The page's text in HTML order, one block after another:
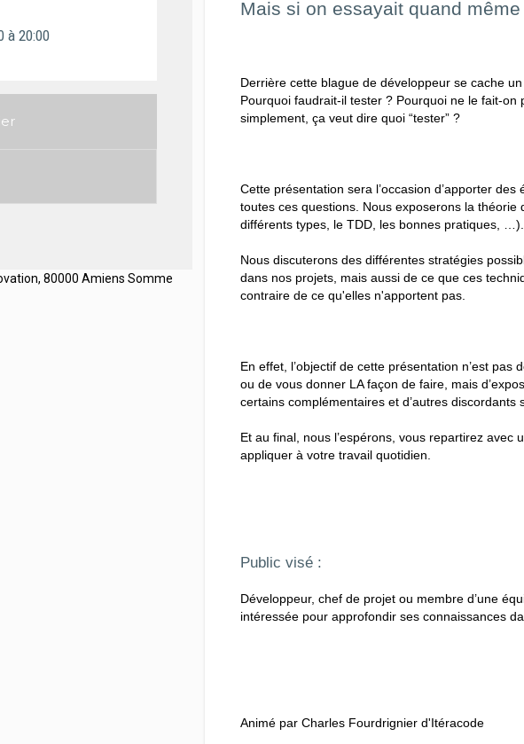
à 20:00
Mais si on essayait quand même
Derrière cette blague de développeur se cache
Pourquoi faudrait-il tester ? Pourquoi ne le fait-on
simplement, ça veut dire quoi “tester” ?
Cette présentation sera l’occasion d’apporter des
toutes ces questions. Nous exposerons la théorie
différents types, le TDD, les bonnes pratiques, …).
Nous discuterons des différentes stratégies
dans nos projets, mais aussi de ce que ces
contraire de ce qu'elles n'apportent pas.
En effet, l’objectif de cette présentation n’est pas
ou de vous donner LA façon de faire, mais
certains complémentaires et d’autres discordants
Et au final, nous l’espérons, vous repartirez avec
appliquer à votre travail quotidien.
Public visé :
Développeur, chef de projet ou membre d’une
intéressée pour approfondir ses connaissances
Animé par Charles Fourdrignier d'Itéracode
80000 Amiens Somme